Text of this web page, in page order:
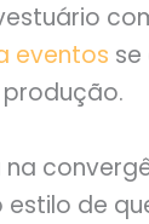
eventos
na
de